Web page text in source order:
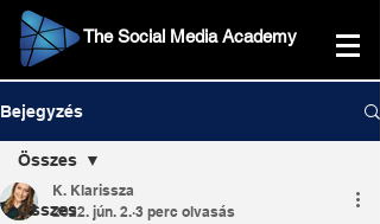
The Social Media Academy
Bejegyzés
Összes
Összes
K. Klarissza
2022. jún. 2. 3 perc olvasás